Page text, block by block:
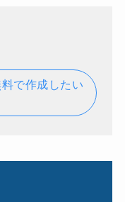
で作成したい